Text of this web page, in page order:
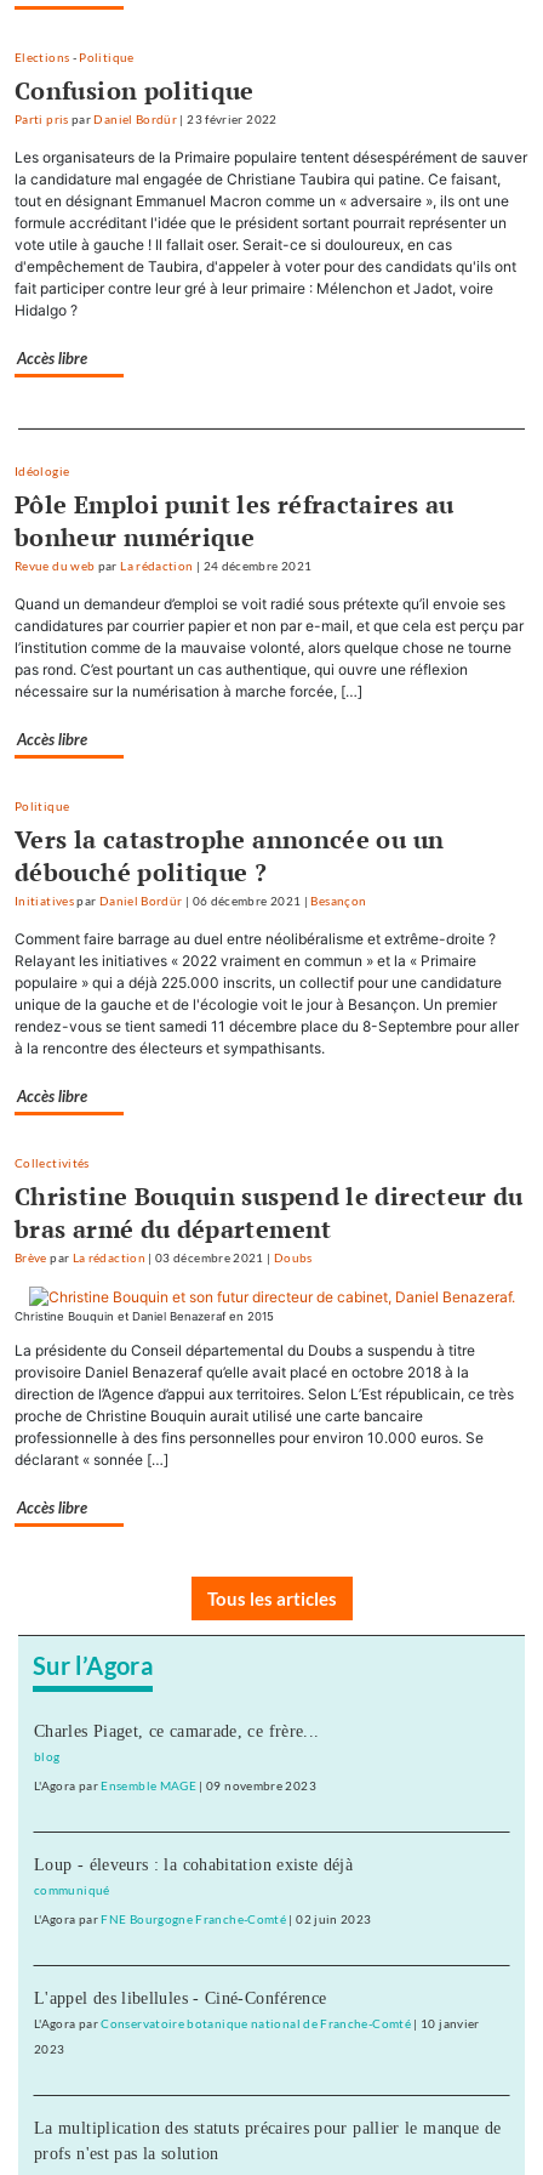
Elections - Politique
Confusion politique
Parti pris par Daniel Bordür |23 février 2022
Les organisateurs de la Primaire populaire tentent désespérément de sauver
la candidature mal engagée de Christiane Taubira qui patine. Ce faisant,
tout en désignant Emmanuel Macron comme un « adversaire », ils ont une
formule accréditant l'idée que le président sortant pourrait représenter un
vote utile à gauche ! Il fallait oser. Serait-ce si douloureux, en cas
d'empêchement de Taubira, d'appeler à voter pour des candidats qu'ils ont
fait participer contre leur gré à leur primaire : Mélenchon et Jadot, voire
Hidalgo ?
Accès libre
Separateur
Idéologie
Pôle Emploi punit les réfractaires au
bonheur numérique
Revue du web par La rédaction 24 décembre 2021
Quand un demandeur d’emploi se voit radié sous prétexte qu’il envoie ses
candidatures par courrier papier et non par e-mail, et que cela est perçu par
l’institution comme de la mauvaise volonté, alors quelque chose ne tourne
pas rond. C’est pourtant un cas authentique, qui ouvre une réflexion
nécessaire sur la numérisation à marche forcée, […]
Accès libre
Politique
Vers la catastrophe annoncée ou un
débouché politique ?
Initiativespar Daniel Bordür 06 décembre 2021 Besançon
Comment faire barrage au duel entre néolibéralisme et extrême-droite ?
Relayant les initiatives « 2022 vraiment en commun » et la « Primaire
populaire » qui a déjà 225.000 inscrits, un collectif pour une candidature
unique de la gauche et de l'écologie voit le jour à Besançon. Un premier
rendez-vous se tient samedi 11 décembre place du 8-Septembre pour aller
à la rencontre des électeurs et sympathisants.
Accès libre
Collectivités
Christine Bouquin suspend le directeur du
bras armé du département
Brève par La rédaction |03 décembre 2021 Doubs
Christine Bouquin et Daniel Benazeraf en 2015
La présidente du Conseil départemental du Doubs a suspendu à titre
provisoire Daniel Benazeraf qu’elle avait placé en octobre 2018 à la
direction de l’Agence d’appui aux territoires. Selon L’Est républicain, ce très
proche de Christine Bouquin aurait utilisé une carte bancaire
professionnelle à des fins personnelles pour environ 10.000 euros. Se
déclarant « sonnée […]
Accès libre
Tous les articles
Sur l’Agora
Charles Piaget, ce camarade, ce frère...
blog
L'Agora parEnsemble MAGE |09 novembre 2023
Loup - éleveurs : la cohabitation existe déjà
communiqué
L'Agora parFNE Bourgogne Franche-Comté |02 juin 2023
L'appel des libellules - Ciné-Conférence
L'Agora parConservatoire botanique national de Franche-Comté| 10 janvier
2023
La multiplication des statuts précaires pour pallier le manque de
profs n'est pas la solution